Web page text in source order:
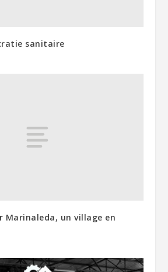
sanitaire
Marinaleda, un village en